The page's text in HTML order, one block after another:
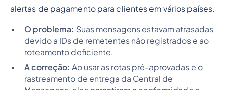
alertas de pagamento para clientes em vários países.
O problema: Suas mensagens estavam atrasadas
devido a IDs de remetentes não registrados e ao
roteamento deficiente.
A correção: Ao usar as rotas pré-aprovadas e o
rastreamento de entrega da Central de